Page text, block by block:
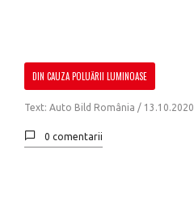
DIN CAUZA POLUĂRII LUMINOASE
Text: Auto Bild România / 13.10.2020
0 comentarii